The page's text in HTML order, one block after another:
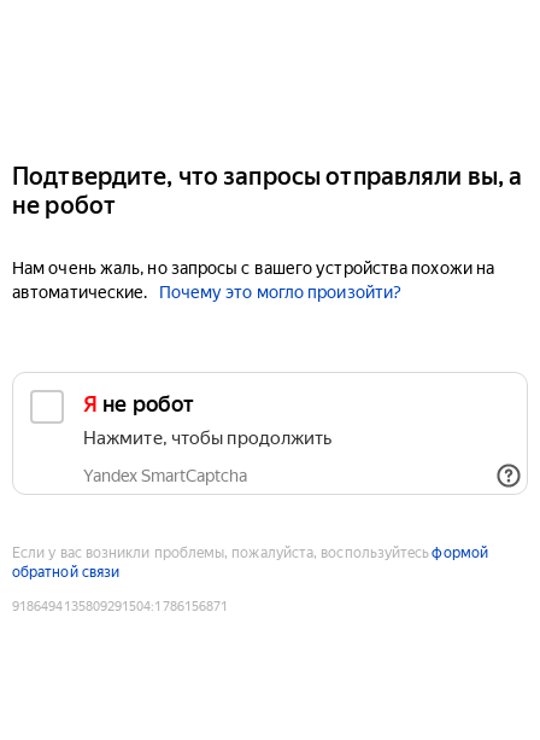
Подтвердите, что запросы отправляли вы, а
не робот
Нам очень жаль, но запросы с вашего устройства похожи на
автоматические.
Почему это могло произойти?
Я не робот
Нажмите, чтобы продолжить
Yandex SmartCaptcha
Если у вас возникли проблемы, пожалуйста, воспользуйтесьформой
обратной связи
9186494135809291504:1786156871